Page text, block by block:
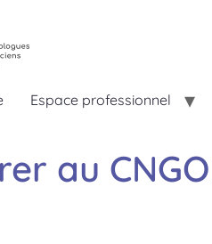
Espace professionnel
au